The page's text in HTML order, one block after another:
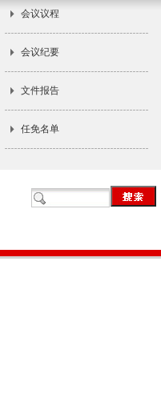
会议议程
会议纪要
文件报告
任免名单